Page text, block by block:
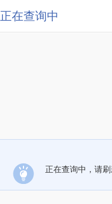
正在查询中
正在查询中，请